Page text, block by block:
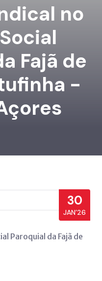
no
Fajã de
-
30
JAN’26
Paroquial da Fajã de